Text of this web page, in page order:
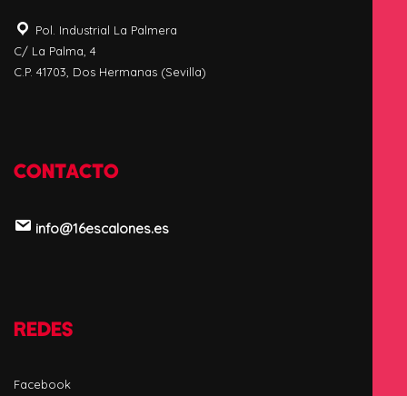
Pol. Industrial La Palmera
C/ La Palma, 4
C.P. 41703, Dos Hermanas (Sevilla)
CONTACTO
info@16escalones.es
REDES
Facebook